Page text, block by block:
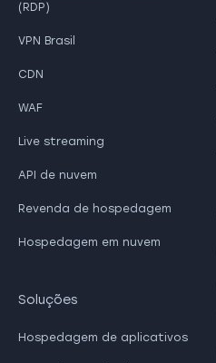
(RDP)
VPN Brasil
CDN
WAF
Live streaming
API de nuvem
Revenda de hospedagem
Hospedagem em nuvem
Soluções
Hospedagem de aplicativos